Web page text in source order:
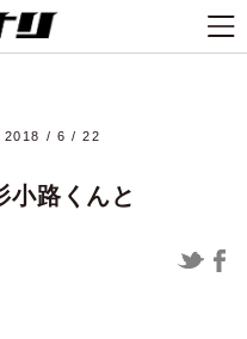
2018 / 6 / 22
小路くんと